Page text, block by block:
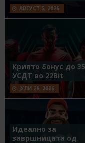
АВГУСТ 5, 2026
Крипто бонус до
УСДТ во 22Bit
ЈУЛИ 29, 2026
Идеално за
завршницата од